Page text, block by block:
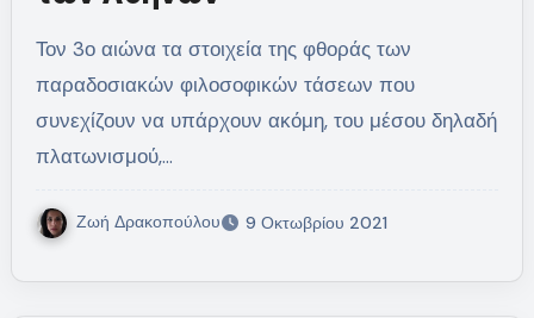
Τον 3ο αιώνα τα στοιχεία της φθοράς των
παραδοσιακών φιλοσοφικών τάσεων που
συνεχίζουν να υπάρχουν ακόμη, του μέσου δηλαδή
πλατωνισμού,…
Ζωή Δρακοπούλου 9 Οκτωβρίου 2021